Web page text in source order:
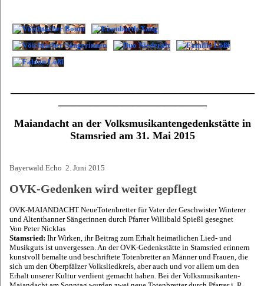
Maiandacht an der Volksmusikantengedenkstätte in
Stamsried am 31. Mai 2015
Bayerwald Echo 2. Juni 2015
OVK-Gedenken wird weiter gepflegt
OVK-MAIANDACHT NeueTotenbretter für Vater der Geschwister Winterer
und Altenthanner Sängerinnen durch Pfarrer Willibald Spießl gesegnet
Von Peter Nicklas
Stamsried: Ihr Wirken, ihr Beitrag zum Erhalt heimatlichen Lied- und
Musikguts ist unvergessen. An der OVK-Gedenkstätte in Stamsried erinnern
kunstvoll bemalte und beschriftete Totenbretter an Männer und Frauen, die
sich um den Oberpfälzer Volksliedkreis, aber auch und vor allem um den
Erhalt unserer Kultur verdient gemacht haben. Bei der Volksmusikanten-